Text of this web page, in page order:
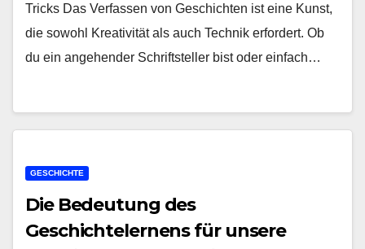
Tricks Das Verfassen von Geschichten ist eine Kunst,
die sowohl Kreativität als auch Technik erfordert. Ob
du ein angehender Schriftsteller bist oder einfach…
GESCHICHTE
Die Bedeutung des
Geschichtelernens für unsere